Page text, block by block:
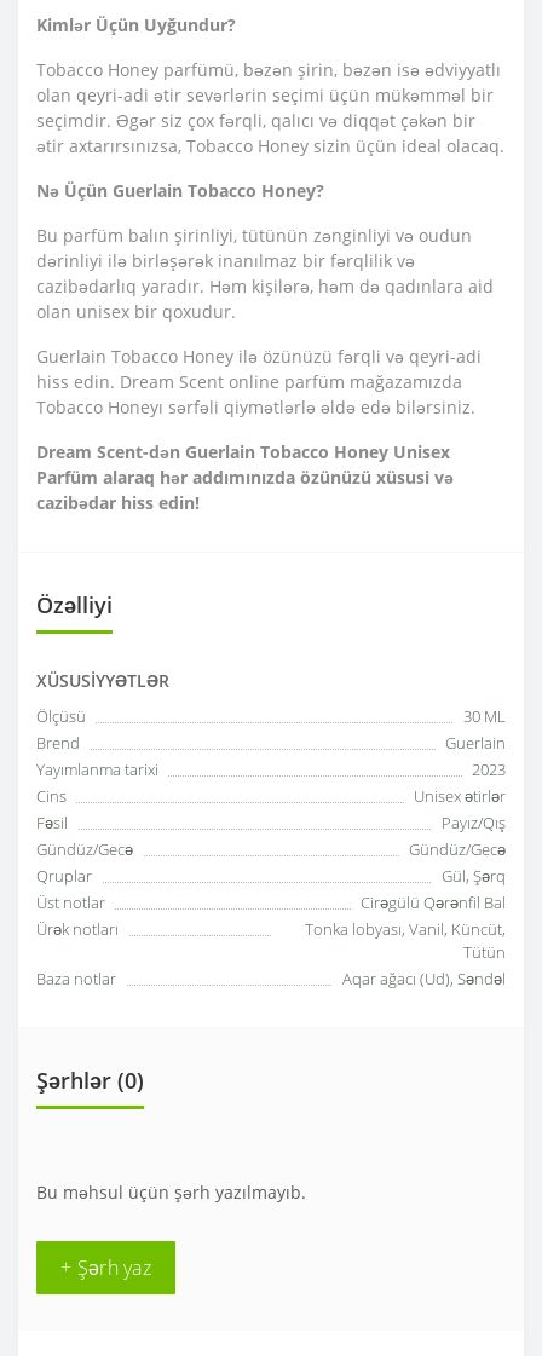
Kimlər Üçün Uyğundur?
Tobacco Honey parfümü, bəzən şirin, bəzən isə ədviyyatlı
olan qeyri-adi ətir sevərlərin seçimi üçün mükəmməl bir
seçimdir. Əgər siz çox fərqli, qalıcı və diqqət çəkən bir
ətir axtarırsınızsa, Tobacco Honey sizin üçün ideal olacaq.
Nə Üçün Guerlain Tobacco Honey?
Bu parfüm balın şirinliyi, tütünün zənginliyi və oudun
dərinliyi ilə birləşərək inanılmaz bir fərqlilik və
cazibədarlıq yaradır. Həm kişilərə, həm də qadınlara aid
olan unisex bir qoxudur.
Guerlain Tobacco Honey ilə özünüzü fərqli və qeyri-adi
hiss edin. Dream Scent online parfüm mağazamızda
Tobacco Honeyı sərfəli qiymətlərlə əldə edə bilərsiniz.
Dream Scent-dən Guerlain Tobacco Honey Unisex
Parfüm alaraq hər addımınızda özünüzü xüsusi və
cazibədar hiss edin!
Özəlliyi
XÜSUSIYYƏTLƏR
Ölçüsü
30 ML
Brend
Guerlain
Yayımlanma tarixi
2023
Cins
Unisex ətirlər
Fəsil
Payız/Qış
Gündüz/Gecə
Gündüz/Gecə
Qruplar
Gül, Şərq
Üst notlar
Cirəgülü Qərənfil Bal
Ürək notları
Tonka lobyası, Vanil, Küncüt,
Tütün
Baza notlar
Aqar ağacı (Ud), Səndəl
Şərhlər (0)
Bu məhsul üçün şərh yazılmayıb.
+ Şərh yaz